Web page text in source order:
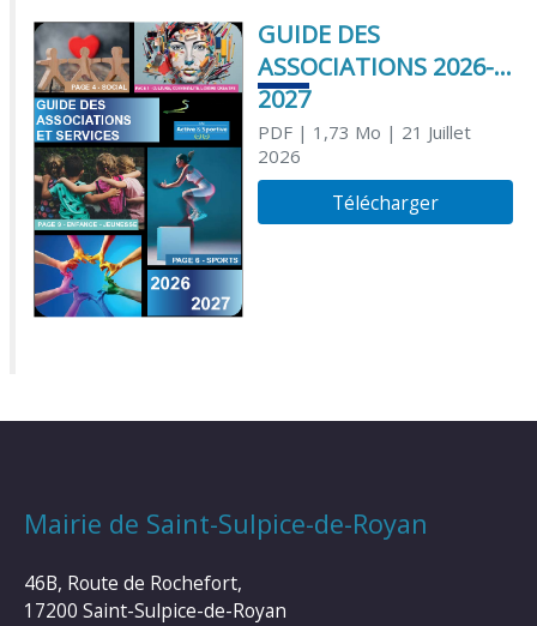
GUIDE DES
ASSOCIATIONS 2026-
2027
PDF| 1,73 Mo | 21 Juillet
2026
Télécharger
Mairie de Saint-Sulpice-de-Royan
46B, Route de Rochefort,
17200 Saint-Sulpice-de-Royan